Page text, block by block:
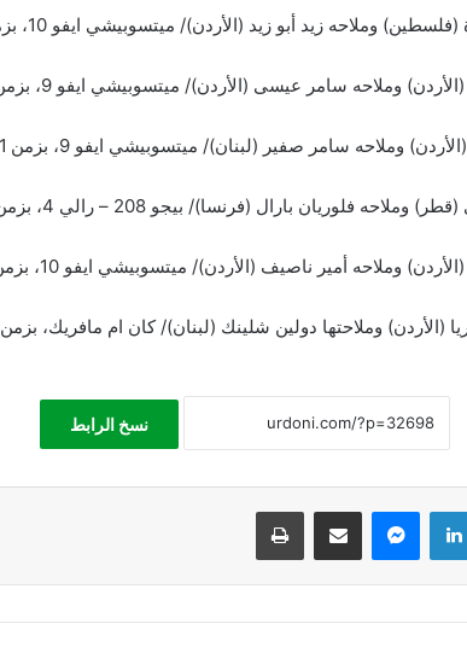
زيد أبو زيد (الأردن)/ ميتسوبيشي ايفو 10، بزمن 3.38.3 دقائق.
وملاحه سامر عيسى (الأردن)/ ميتسوبيشي ايفو 9، بزمن 3.38.6 دقائق.
وملاحه سامر صفير (لبنان)/ ميتسوبيشي ايفو 9، بزمن 3.40.1 دقائق.
بارال (فرنسا)/ بيجو 208 – رالي 4، بزمن 3.44.2 دقائق.
أمير ناصيف (الأردن)/ ميتسوبيشي ايفو 10، بزمن 4.14.4 دقائق.
وملاحتها دولين شلينك (لبنان)/ كان ام مافريك، بزمن 4.27.2 دقائق.
نسخ الرابط
لينكدإن